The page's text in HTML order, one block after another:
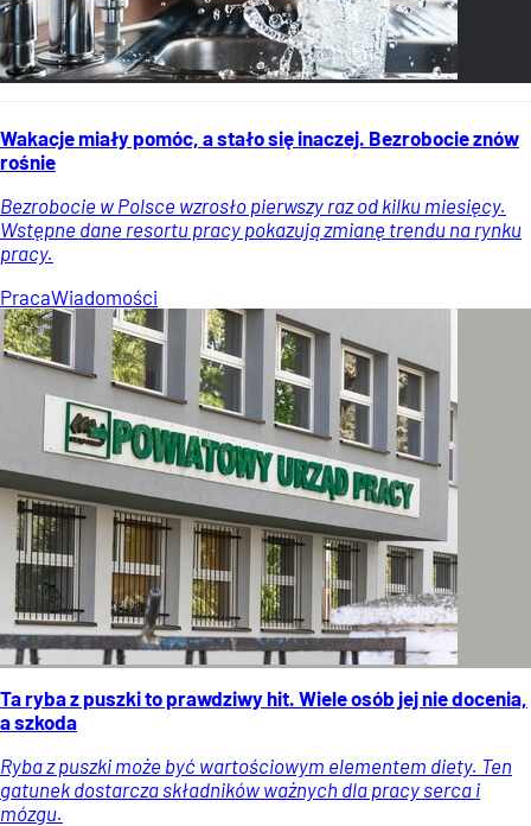
Wakacje miały pomóc, a stało się inaczej. Bezrobocie znów
rośnie
Bezrobocie w Polsce wzrosło pierwszy raz od kilku miesięcy.
Wstępne dane resortu pracy pokazują zmianę trendu na rynku
pracy.
PracaWiadomości
Ta ryba z puszki to prawdziwy hit. Wiele osób jej nie docenia,
a szkoda
Ryba z puszki może być wartościowym elementem diety. Ten
gatunek dostarcza składników ważnych dla pracy serca i
mózgu.